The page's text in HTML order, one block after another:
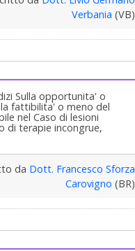
Verbania (VB)
Sulla opportunita' o
fattibilita' o meno del
nel Caso di lesioni
di terapie incongrue,
da Dott. Francesco Sforza
Carovigno (BR)